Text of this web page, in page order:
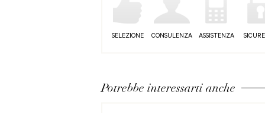
SELEZIONE CONSULENZA ASSISTENZA
Potrebbe interessarti anche